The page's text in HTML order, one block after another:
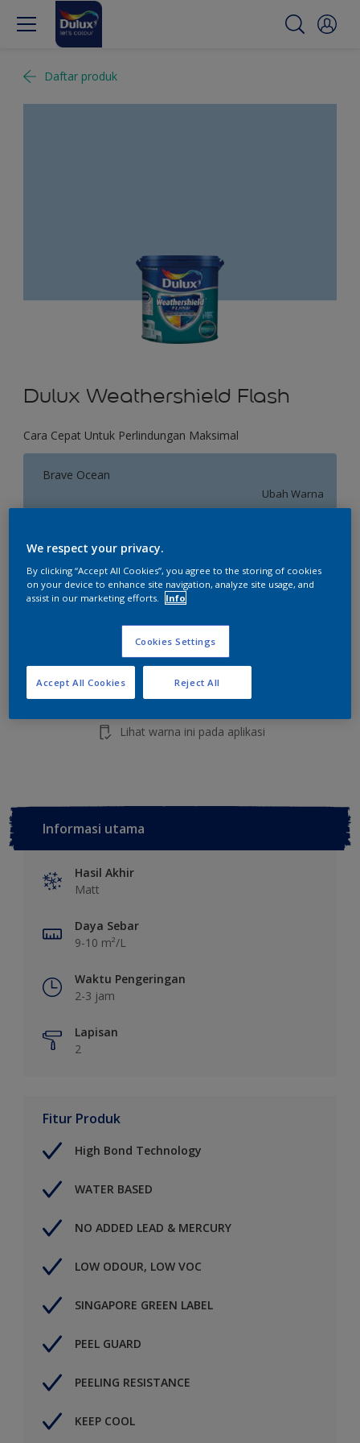
Daftar produk
Dulux Weathershield Flash
Cara Cepat Untuk Perlindungan Maksimal
Brave Ocean
Ubah Warna
2.5 L 20 L
Kalkulator cat
Tambahkan ke Ruang Kerja Temukan Toko
Lihat warna ini pada aplikasi
Informasi utama
Hasil Akhir
Matt
Daya Sebar
9-10 m²/L
Waktu Pengeringan
2-3 jam
Lapisan
2
Fitur Produk
High Bond Technology
WATER BASED
NO ADDED LEAD & MERCURY
LOW ODOUR, LOW VOC
SINGAPORE GREEN LABEL
PEEL GUARD
PEELING RESISTANCE
KEEP COOL
We respect your privacy.
By clicking “Accept All Cookies”, you agree to the storing of cookies
on your device to enhance site navigation, analyze site usage, and
assist in our marketing efforts.
Info
Cookies Settings
Reject All
Accept All Cookies